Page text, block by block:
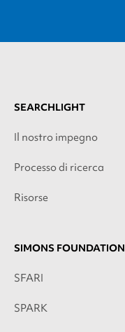
SEARCHLIGHT
Il nostro impegno
Processo di ricerca
Risorse
SIMONS FOUNDATION
SFARI
SPARK